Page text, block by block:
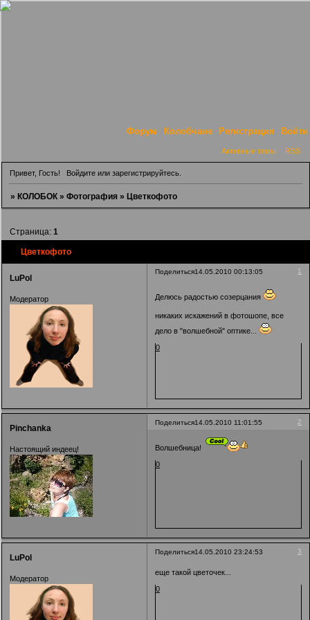
Форум Колобчане Регистрация Войти
Активные темы RSS
Привет, Гость! Войдитеили зарегистрируйтесь.
»КОЛОБОК »Фотография »Цветкофото
Цветкофото
Страница:1
Поделиться 1
14.05.2010 00:13:05
LuPol
Модератор Делюсь радостью созерцания
никаких искажений в фотошопе, все
дело в "волшебной" оптике...
0
Поделиться 2
14.05.2010 11:01:55
Pinchanka
Настоящий индеец!
Волшебница!
0
Поделиться 3
14.05.2010 23:24:53
LuPol
Модератор
еще такой цветочек...
0